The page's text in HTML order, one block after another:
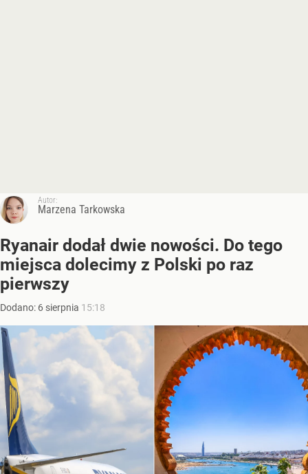
Autor:
Marzena Tarkowska
Ryanair dodał dwie nowości. Do tego
miejsca dolecimy z Polski po raz
pierwszy
Dodano: 6 sierpnia 15:18